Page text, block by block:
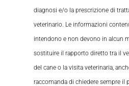
diagnosi e/o la prescrizione di
veterinario. Le informazioni
intendono e non devono in alcun
sostituire il rapporto diretto tra il
del cane o la visita veterinaria,
raccomanda di chiedere sempre il